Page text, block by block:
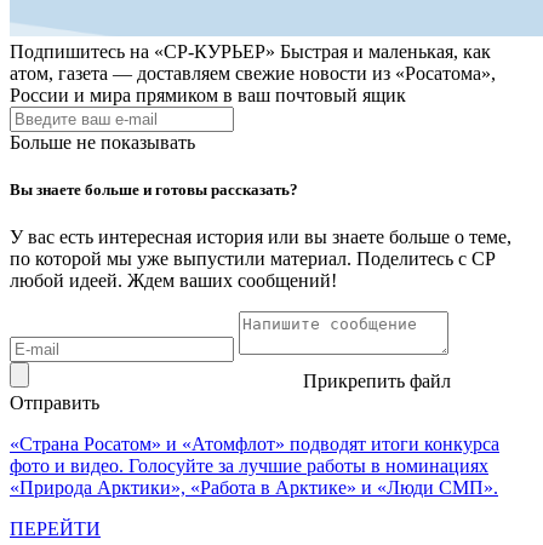
Подпишитесь на «СР-КУРЬЕР» Быстрая и маленькая, как
атом, газета — доставляем свежие новости из «Росатома»,
России и мира прямиком в ваш почтовый ящик
Больше не показывать
Вы знаете больше и готовы рассказать?
У вас есть интересная история или вы знаете больше о теме,
по которой мы уже выпустили материал. Поделитесь с СР
любой идеей. Ждем ваших сообщений!
Прикрепить файл
Отправить
«Страна Росатом» и «Атомфлот» подводят итоги конкурса
фото и видео. Голосуйте за лучшие работы в номинациях
«Природа Арктики», «Работа в Арктике» и «Люди СМП».
ПЕРЕЙТИ